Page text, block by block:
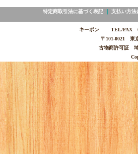
特定商取引法に基づく表記｜ 支払い方法
キーポン TEL/FAX
〒101-0021 東
古物商許可証